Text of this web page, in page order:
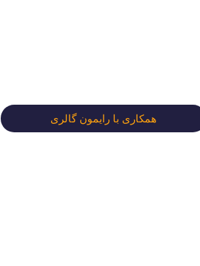
همکاری با رایمون گالری